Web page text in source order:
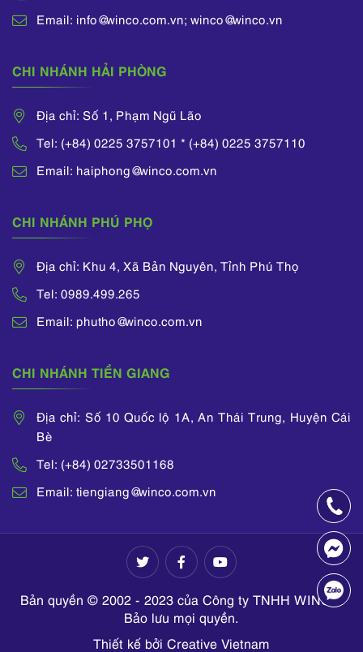
Email: info@winco.com.vn; winco@winco.vn
CHI NHÁNH HẢI PHÒNG
Địa chỉ: Số 1, Phạm Ngũ Lão
Tel: (+84) 0225 3757101 * (+84) 0225 3757110
Email: haiphong@winco.com.vn
CHI NHÁNH PHÚ PHỌ
Địa chỉ: Khu 4, Xã Bản Nguyên, Tỉnh Phú Thọ
Tel: 0989.499.265
Email: phutho@winco.com.vn
CHI NHÁNH TIỀN GIANG
Địa chỉ: Số 10 Quốc lộ 1A, An Thái Trung, Huyện Cái
Bè
Tel: (+84) 02733501168
Email: tiengiang@winco.com.vn
Bản quyền © 2002 - 2023 của Công ty TNHH WINCO.
Bảo lưu mọi quyền.
Thiết kế bởi Creative Vietnam